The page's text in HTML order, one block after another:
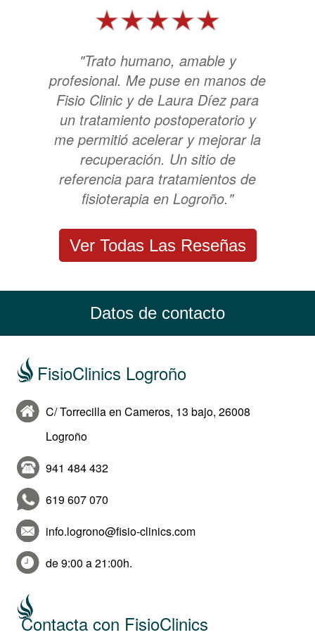
"Trato humano, amable y
profesional. Me puse en manos de
Fisio Clinic y de Laura Díez para
un tratamiento postoperatorio y
me permitió acelerar y mejorar la
recuperación. Un sitio de
referencia para tratamientos de
fisioterapia en Logroño."
Ver Todas Las Reseñas
Datos de contacto
FisioClinics Logroño
C/ Torrecilla en Cameros, 13 bajo, 26008
Logroño
941 484 432
619 607 070
info.logrono@fisio-clinics.com
de 9:00 a 21:00h.
Contacta con FisioClinics